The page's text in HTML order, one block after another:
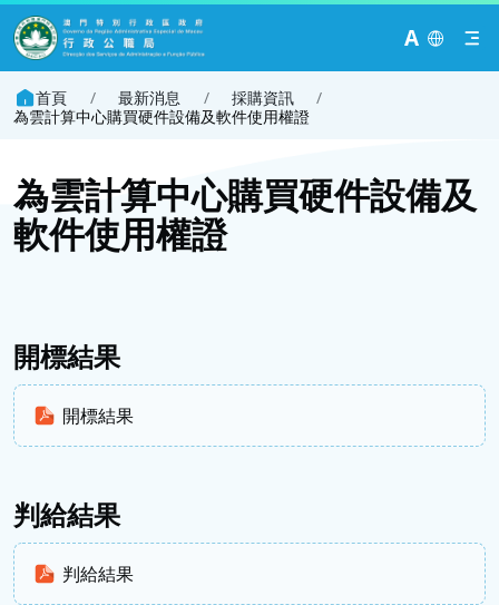
A
首頁 / 最新消息 / 採購資訊
/
為雲計算中心購買硬件設備及軟件使用權證
為雲計算中心購買硬件設備及
軟件使用權證
開標結果
開標結果
判給結果
判給結果